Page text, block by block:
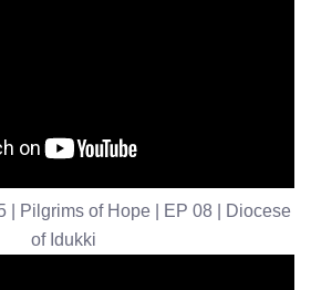
| Pilgrims of Hope | EP 08 | Diocese
of Idukki